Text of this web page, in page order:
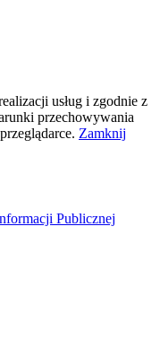
usług i zgodnie z
przechowywania
Zamknij
Publicznej